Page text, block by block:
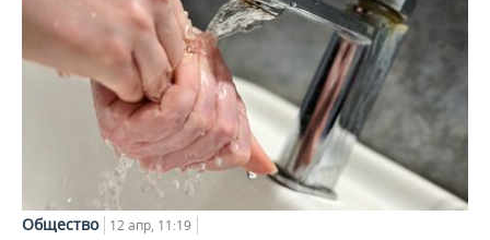
Общество 12 апр, 11:19